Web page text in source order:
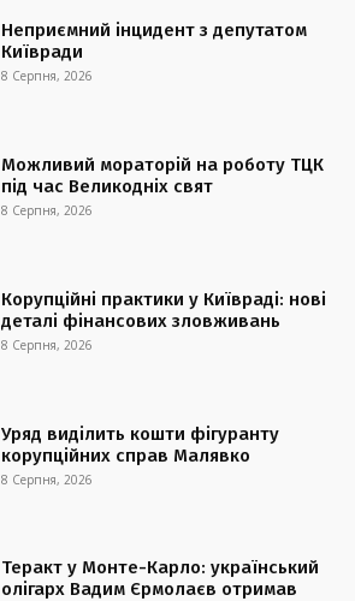
Неприємний інцидент з депутатом
Київради
8 Серпня, 2026
Можливий мораторій на роботу ТЦК
під час Великодніх свят
8 Серпня, 2026
Корупційні практики у Київраді: нові
деталі фінансових зловживань
8 Серпня, 2026
Уряд виділить кошти фігуранту
корупційних справ Малявко
8 Серпня, 2026
Теракт у Монте-Карло: український
олігарх Вадим Єрмолаєв отримав